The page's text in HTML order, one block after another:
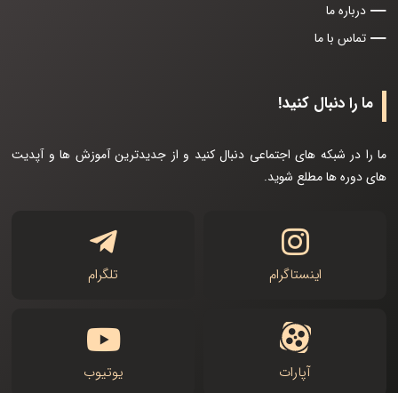
درباره ما
تماس با ما
ما را دنبال کنید!
ما را در شبکه های اجتماعی دنبال کنید و از جدیدترین آموزش ها و آپدیت
های دوره ها مطلع شوید.
اینستاگرام تلگرام
آپارات یوتیوب